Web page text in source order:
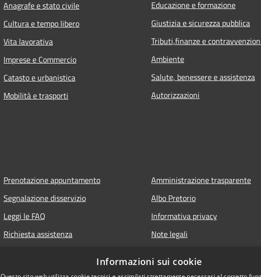
Anagrafe e stato civile
Cultura e tempo libero
Vita lavorativa
Imprese e Commercio
Catasto e urbanistica
Mobilità e trasporti
Educazione e formazione
Giustizia e sicurezza pubblica
Tributi,finanze e
Ambiente
Salute, benessere e assistenza
Autorizzazioni
Prenotazione appuntamento
Segnalazione disservizio
Leggi le FAQ
Richiesta assistenza
Amministrazione trasparente
Albo Pretorio
Informativa privacy
Note legali
Informazioni sui cookie